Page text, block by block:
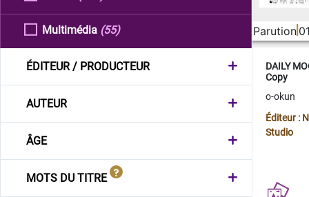
Multimédia (55)
ÉDITEUR / PRODUCTEUR
AUTEUR
ÂGE
MOTS DU TITRE
Parution
DAILY
Copy
o-okun
Éditeur :
Studio